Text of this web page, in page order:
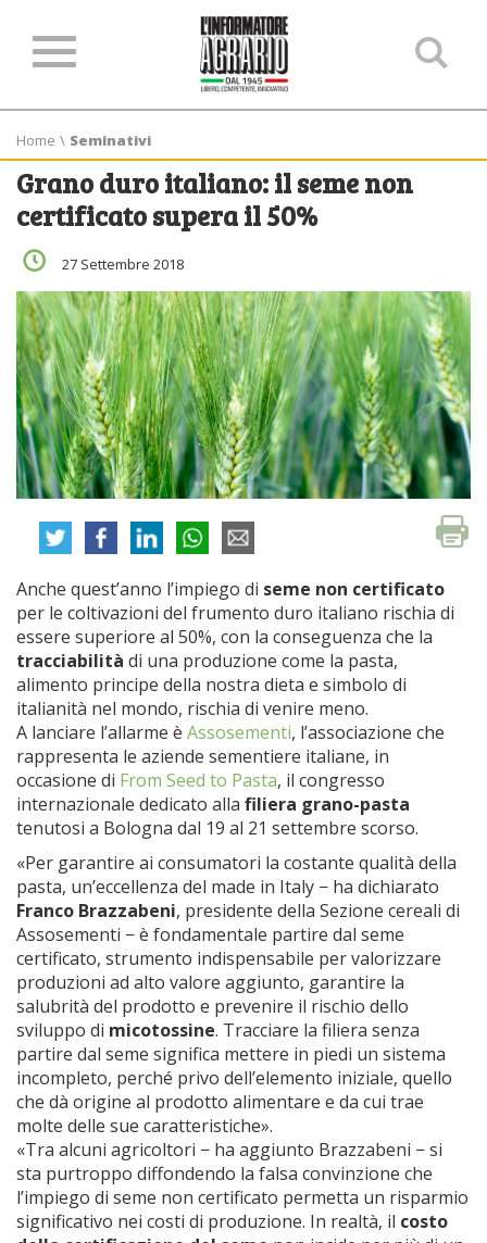
Home \ Seminativi
Grano duro italiano: il seme non
certificato supera il 50%
27 Settembre 2018
Anche quest’anno l’impiego di seme non certificato
per le coltivazioni del frumento duro italiano rischia di
essere superiore al 50%, con la conseguenza che la
tracciabilità di una produzione come la pasta,
alimento principe della nostra dieta e simbolo di
italianità nel mondo, rischia di venire meno.
A lanciare l’allarme è Assosementi, l’associazione che
rappresenta le aziende sementiere italiane, in
occasione di From Seed to Pasta, il congresso
internazionale dedicato alla filiera grano-pasta
tenutosi a Bologna dal 19 al 21 settembre scorso.
«Per garantire ai consumatori la costante qualità della
pasta, un’eccellenza del made in Italy − ha dichiarato
Franco Brazzabeni, presidente della Sezione cereali di
Assosementi − è fondamentale partire dal seme
certificato, strumento indispensabile per valorizzare
produzioni ad alto valore aggiunto, garantire la
salubrità del prodotto e prevenire il rischio dello
sviluppo di micotossine. Tracciare la filiera senza
partire dal seme significa mettere in piedi un sistema
incompleto, perché privo dell’elemento iniziale, quello
che dà origine al prodotto alimentare e da cui trae
molte delle sue caratteristiche».
«Tra alcuni agricoltori − ha aggiunto Brazzabeni − si
sta purtroppo diffondendo la falsa convinzione che
l’impiego di seme non certificato permetta un risparmio
significativo nei costi di produzione. In realtà, il costo